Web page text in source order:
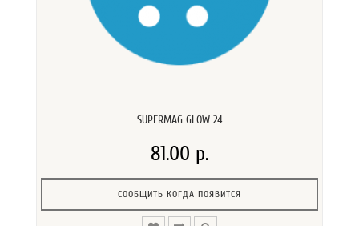
SUPERMAG GLOW 24
81.00 р.
СООБЩИТЬ КОГДА ПОЯВИТСЯ